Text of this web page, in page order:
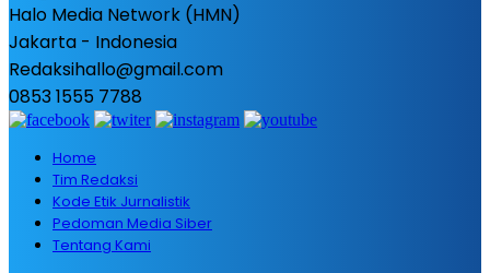
Halo Media Network (HMN)
Jakarta - Indonesia
Redaksihallo@gmail.com
0853 1555 7788
Home
Tim Redaksi
Kode Etik Jurnalistik
Pedoman Media Siber
Tentang Kami